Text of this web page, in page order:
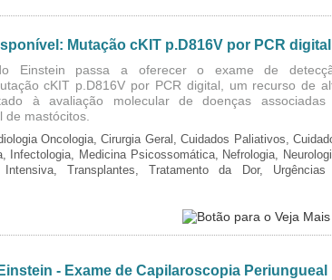
Mutação cKIT p.D816V por PCR digital
Einstein passa a oferecer o exame de
cKIT p.D816V por PCR digital, um recurso de
à avaliação molecular de doenças
de mastócitos.
Oncologia, Cirurgia Geral, Cuidados Paliativos,
Infectologia, Medicina Psicossomática, Nefrologia,
Transplantes, Tratamento da Dor,
- Exame de Capilaroscopia Periungueal